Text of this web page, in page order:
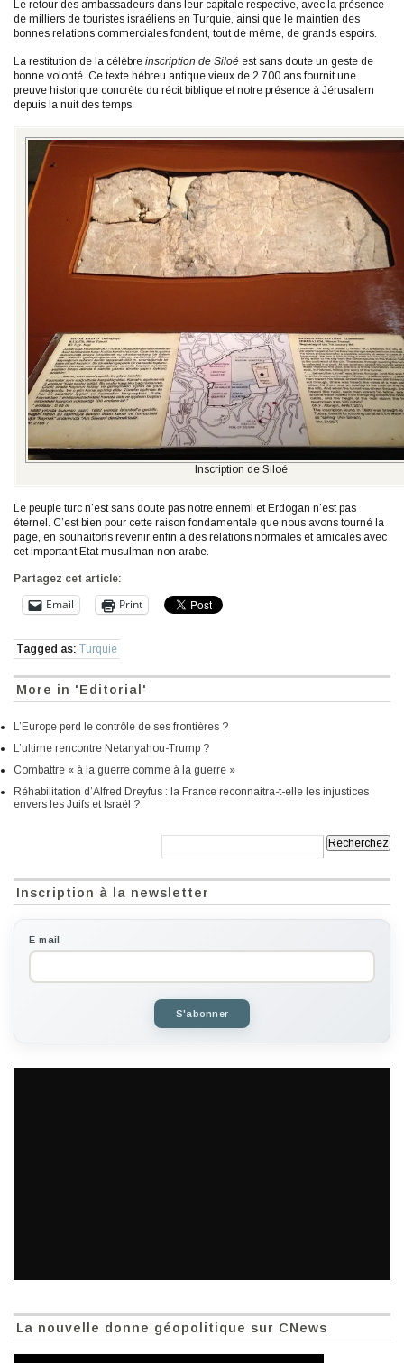
Le retour des ambassadeurs dans leur capitale respective, avec la présence
de milliers de touristes israéliens en Turquie, ainsi que le maintien des
bonnes relations commerciales fondent, tout de même, de grands espoirs.
La restitution de la célèbre inscription de Siloé est sans doute un geste de
bonne volonté. Ce texte hébreu antique vieux de 2 700 ans fournit une
preuve historique concrète du récit biblique et notre présence à Jérusalem
depuis la nuit des temps.
Inscription de Siloé
Le peuple turc n’est sans doute pas notre ennemi et Erdogan n’est pas
éternel. C’est bien pour cette raison fondamentale que nous avons tourné la
page, en souhaitons revenir enfin à des relations normales et amicales avec
cet important Etat musulman non arabe.
Partagez cet article:
Email Print
Tagged as: Turquie
More in 'Editorial'
L’Europe perd le contrôle de ses frontières ?
L’ultime rencontre Netanyahou-Trump ?
Combattre « à la guerre comme à la guerre »
Réhabilitation d’Alfred Dreyfus : la France reconnaitra-t-elle les injustices
envers les Juifs et Israël ?
Recherche:
Inscription à la newsletter
E-mail
S'abonner
La nouvelle donne géopolitique sur CNews